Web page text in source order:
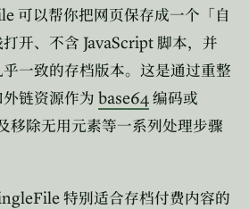
可以帮你把网页保存成一个「自
开、不含 JavaScript脚本，并
一致的存档版本。这是通过重整
链资源作为 base64编码或
移除无用元素等一系列处理步骤
特别适合存档付费内容的